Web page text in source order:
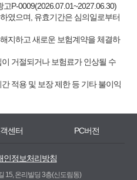
P-0009(2026.07.01~2027.06.30)
였으며, 유효기간은 심의일로부터
지하고 새로운 보험계약을 체결하
거절되거나 보험료가 인상될 수
적용 및 보장 제한 등 기타 불이익
센터 PC버전
인정보처리방침
15, 온리빌딩 3층(신도림동)